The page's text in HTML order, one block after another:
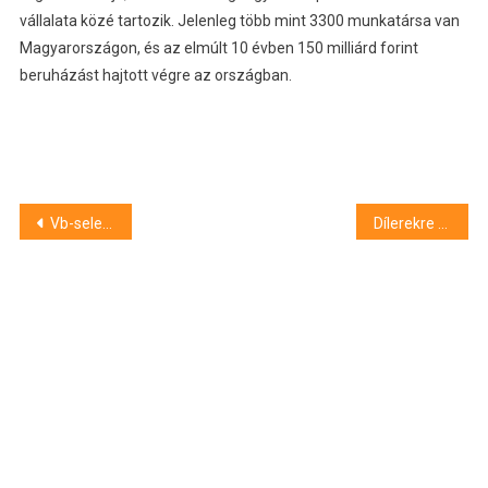
vállalata közé tartozik. Jelenleg több mint 3300 munkatársa van
Magyarországon, és az elmúlt 10 évben 150 milliárd forint
beruházást hajtott végre az országban.
Bejegyzés
Vb-selejtezők – Németország óriási pofont kapott a szlovákoktól